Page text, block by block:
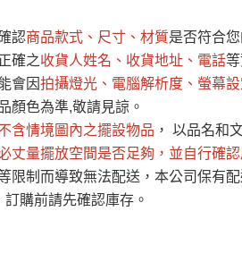
認商品款式、尺寸、材質是否符合
確之收貨人姓名、收貨地址、電話
會因拍攝燈光、電腦解析度、螢幕
顏色為準,敬請見諒。
含情境圖內之擺設物品 ， 以品名和
丈量擺放空間是否足夠 ，並自行確
限制而導致無法配送，本公司保有
訂購前請先確認庫存。
地區
桃園
品項繁多，網頁無法及時更新，如有
品是否有「現貨」與 「金額」。
或庫存有異常，商家有權取消訂
後二日內(不含例假日)，我們客服會
上客服 LINE → @dershin）
前先詢問是否現貨，若未詢問下單後
詢方式請搜尋 Line ID →
全部 依評論高